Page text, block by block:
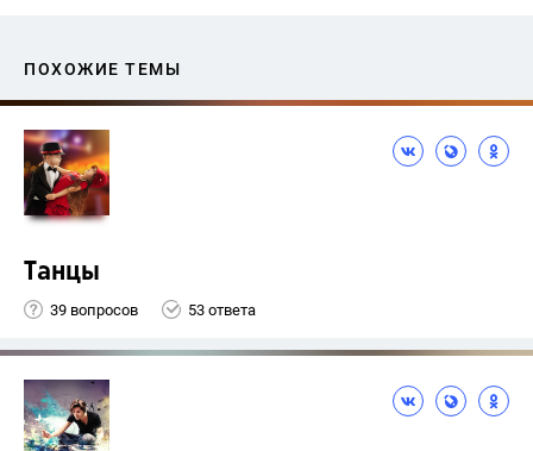
ПОХОЖИЕ ТЕМЫ
Танцы
39 вопросов 53 ответа